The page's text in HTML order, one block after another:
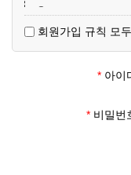
① 학부모 회원 닉네임
- 학생 이름+엄마(아
3. 회원 이메일은 입
회원 가입 후 회원 승
회원가입 규칙 모
* 아이
* 비밀번